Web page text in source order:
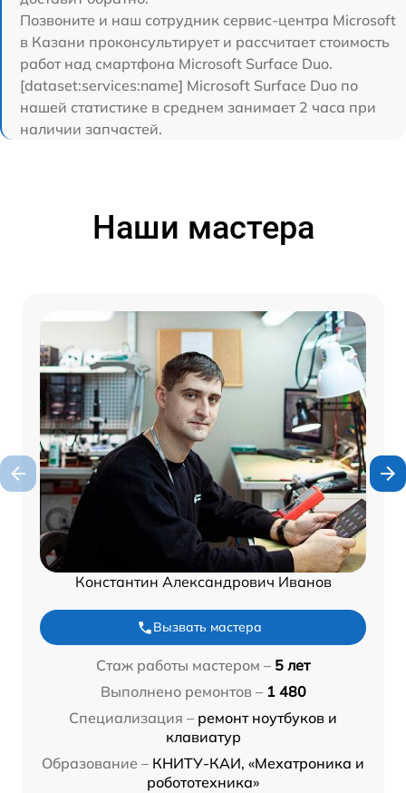
Позвоните и наш сотрудник сервис-центра Microsoft
в Казани проконсультирует и рассчитает стоимость
работ над смартфона Microsoft Surface Duo.
[dataset:services:name] Microsoft Surface Duo по
нашей статистике в среднем занимает 2 часа при
наличии запчастей.
Наши мастера
Константин Александрович Иванов
Вызвать мастера
Стаж работы мастером – 5 лет
Выполнено ремонтов – 1 480
Специализация – ремонт ноутбуков и
клавиатур
Образование – КНИТУ-КАИ, «Мехатроника и
робототехника»